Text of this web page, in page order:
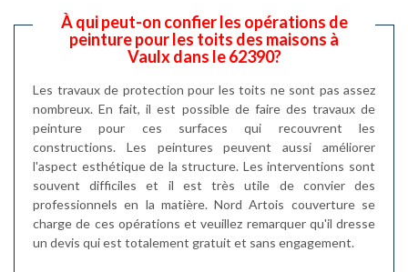
À qui peut-on confier les opérations de
peinture pour les toits des maisons à
Vaulx dans le 62390?
Les travaux de protection pour les toits ne sont pas assez
nombreux. En fait, il est possible de faire des travaux de
peinture pour ces surfaces qui recouvrent les
constructions. Les peintures peuvent aussi améliorer
l'aspect esthétique de la structure. Les interventions sont
souvent difficiles et il est très utile de convier des
professionnels en la matière. Nord Artois couverture se
charge de ces opérations et veuillez remarquer qu'il dresse
un devis qui est totalement gratuit et sans engagement.